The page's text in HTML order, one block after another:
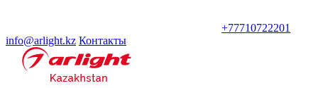
+77710722201
info@arlight.kz Контакты